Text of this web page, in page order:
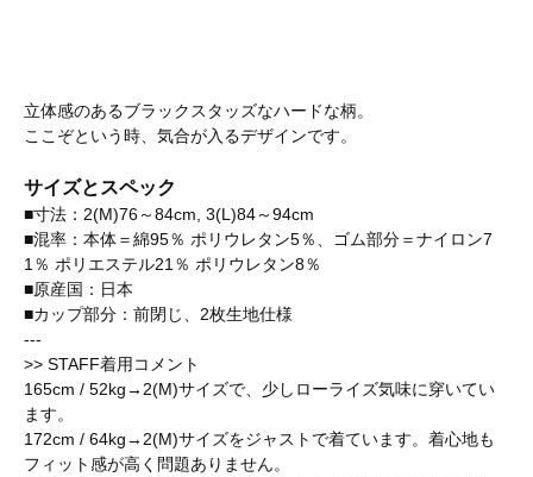
立体感のあるブラックスタッズなハードな柄。
ここぞという時、気合が入るデザインです。
サイズとスペック
■寸法：2(M)76～84cm, 3(L)84～94cm
■混率：本体＝綿95％ ポリウレタン5％、ゴム部分＝ナイロン7
1％ ポリエステル21％ ポリウレタン8％
■原産国：日本
■カップ部分：前閉じ、2枚生地仕様
---
>> STAFF着用コメント
165cm / 52kg→2(M)サイズで、少しローライズ気味に穿いてい
ます。
172cm / 64kg→2(M)サイズをジャストで着ています。着心地も
フィット感が高く問題ありません。